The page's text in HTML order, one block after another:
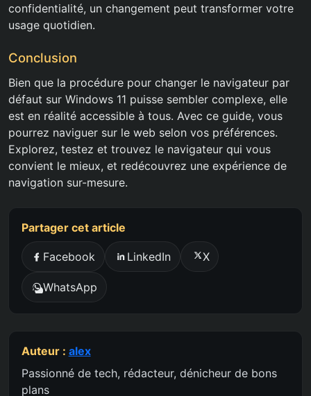
confidentialité, un changement peut transformer votre
usage quotidien.
Conclusion
Bien que la procédure pour changer le navigateur par
défaut sur Windows 11 puisse sembler complexe, elle
est en réalité accessible à tous. Avec ce guide, vous
pourrez naviguer sur le web selon vos préférences.
Explorez, testez et trouvez le navigateur qui vous
convient le mieux, et redécouvrez une expérience de
navigation sur-mesure.
Partager cet article
Facebook LinkedIn X
WhatsApp
Auteur : alex
Passionné de tech, rédacteur, dénicheur de bons
plans